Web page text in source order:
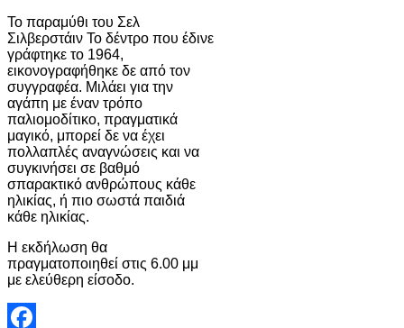
Το παραμύθι του Σελ
Σιλβερστάιν Το δέντρο που έδινε
γράφτηκε το 1964,
εικονογραφήθηκε δε από τον
συγγραφέα. Μιλάει για την
αγάπη με έναν τρόπο
παλιομοδίτικο, πραγματικά
μαγικό, μπορεί δε να έχει
πολλαπλές αναγνώσεις και να
συγκινήσει σε βαθμό
σπαρακτικό ανθρώπους κάθε
ηλικίας, ή πιο σωστά παιδιά
κάθε ηλικίας.
Η εκδήλωση θα
πραγματοποιηθεί στις 6.00 μμ
με ελεύθερη είσοδο.